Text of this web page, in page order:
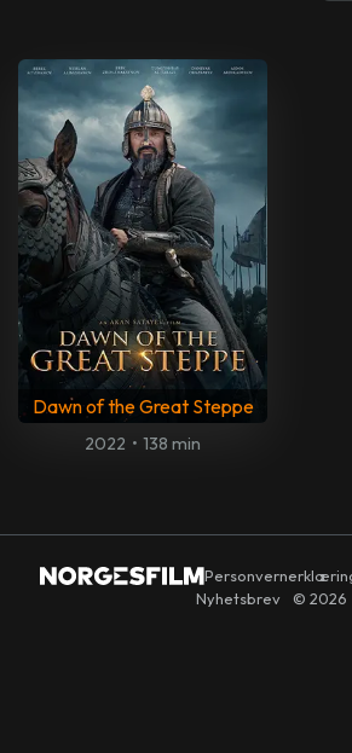
Dawn of the Great Steppe
2022 • 138 min
Nyhetsbrev
© 2026